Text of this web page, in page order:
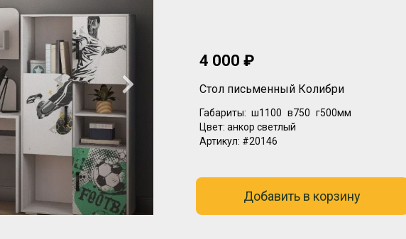
4 000 ₽
Стол письменный Колибри
Габариты: ш1100 в750 г500мм
Цвет: анкор светлый
Артикул: #20146
Добавить в корзину